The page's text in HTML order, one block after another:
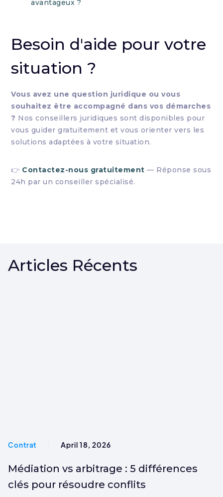
avantageux ?
Besoin d'aide pour votre
situation ?
Vous avez une question juridique ou vous
souhaitez être accompagné dans vos démarches
? Nos conseillers juridiques sont disponibles pour
vous guider gratuitement et vous orienter vers les
solutions adaptées à votre situation.
👉 Contactez-nous gratuitement — Réponse sous
24h par un conseiller spécialisé.
Articles Récents
Contrat April 18, 2026
Médiation vs arbitrage : 5 différences
clés pour résoudre conflits